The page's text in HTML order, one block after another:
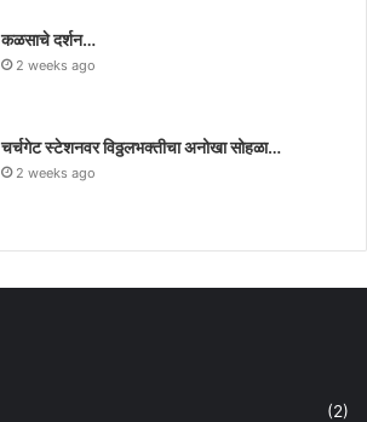
कळसाचे दर्शन…
2 weeks ago
चर्चगेट स्टेशनवर विठ्ठलभक्तीचा अनोखा सोहळा…
2 weeks ago
(2)